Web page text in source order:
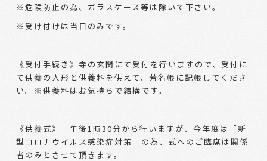
※危険防止の為、ガラスケース等は除いて下さい。
※受け付けは当日のみです。
《受付手続き》寺の玄関にて受付を行いますので、受付に
て供養の人形と供養料を供えて、芳名帳に記帳してくださ
い。※供養料はお気持ちで結構です。
《供養式》 午後1時30分から行いますが、今年度は「新
型コロナウイルス感染症対策」の為、式へのご臨席は関係
者のみとさせて頂きます。